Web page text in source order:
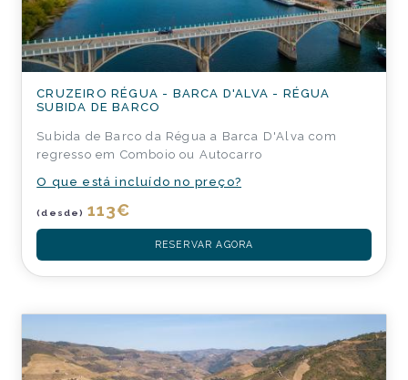
CRUZEIRO RÉGUA - BARCA D'ALVA - RÉGUA
SUBIDA DE BARCO
Subida de Barco da Régua a Barca D'Alva com
regresso em Comboio ou Autocarro
O que está incluído no preço?
(desde) 113€
RESERVAR AGORA